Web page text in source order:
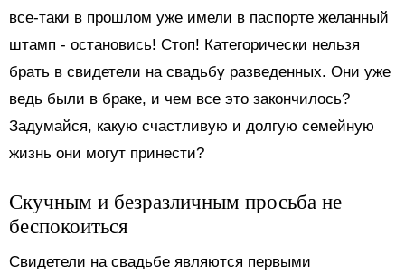
все-таки в прошлом уже имели в паспорте желанный
штамп - остановись! Стоп! Категорически нельзя
брать в свидетели на свадьбу разведенных. Они уже
ведь были в браке, и чем все это закончилось?
Задумайся, какую счастливую и долгую семейную
жизнь они могут принести?
Скучным и безразличным просьба не
беспокоиться
Свидетели на свадьбе являются первыми